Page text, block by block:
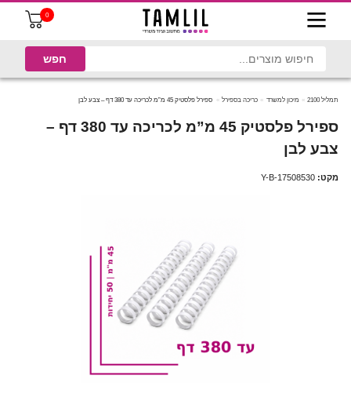
0
תמליל 2100 מיכון למשרד כריכה בספירל ספירל פלסטיק 45 מ”מ לכריכה עד 380 דף – צבע לבן
ספירל פלסטיק 45 מ”מ לכריכה עד 380 דף –
צבע לבן
מקט: Y-B-17508530